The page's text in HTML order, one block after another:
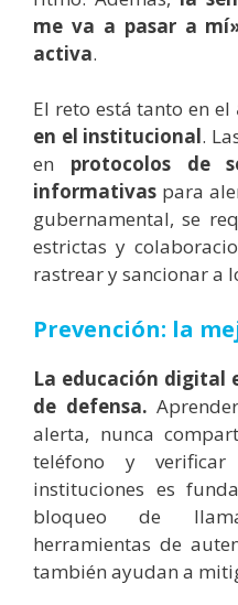
me va a pasar a
activa.
El reto está tanto en el
en el institucional.
en protocolos de
informativas para
gubernamental, se
estrictas y
rastrear y sancionar a
Prevención: la
La educación digital
de defensa.
alerta, nunca
teléfono y
instituciones es
bloqueo de
herramientas de
también ayudan a